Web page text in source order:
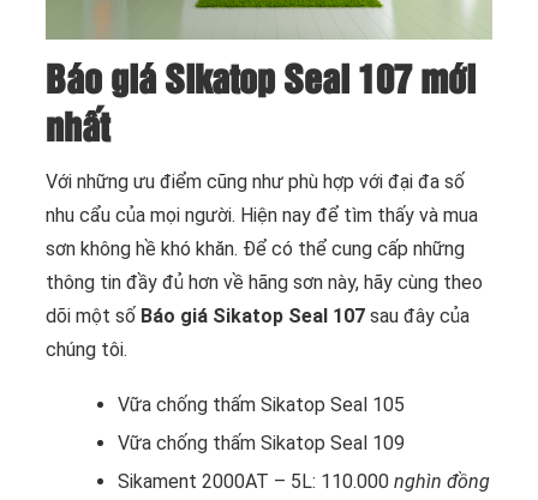
Báo giá Sikatop Seal 107 mới
nhất
Với những ưu điểm cũng như phù hợp với đại đa số
nhu cẩu của mọi người. Hiện nay để tìm thấy và mua
sơn không hề khó khăn. Để có thể cung cấp những
thông tin đầy đủ hơn về hãng sơn này, hãy cùng theo
dõi một số Báo giá Sikatop Seal 107 sau đây của
chúng tôi.
Vữa chống thấm Sikatop Seal 105
Vữa chống thấm Sikatop Seal 109
Sikament 2000AT – 5L: 110.000 nghìn đồng